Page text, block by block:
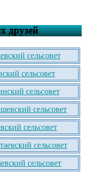
друзей
сельсовет
сельсовет
сельсовет
сельсовет
сельсовет
сельсовет
сельсовет